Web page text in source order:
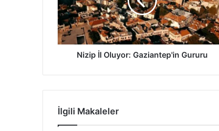
İ
l
O
l
o
G
a
z
Nizip İl Oluyor: Gaziantep'in Gururu
İlgili Makaleler